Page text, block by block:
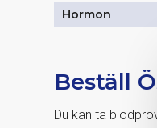
Hormon
Beställ
Du kan ta